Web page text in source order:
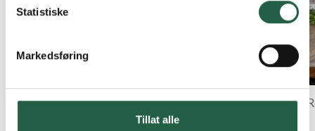
personopplysninger
Statistiske
Markedsføring
Tillat alle
Green Room Lean To, grå metallic 15,1 m². Green